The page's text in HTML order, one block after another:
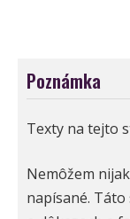
Poznámka
Texty na tejto
Nemôžem
napísané.